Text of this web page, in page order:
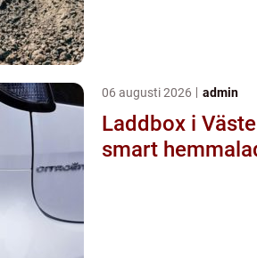
06 augusti 2026 admin
Laddbox i
smart